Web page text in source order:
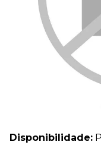
Disponibilidade: